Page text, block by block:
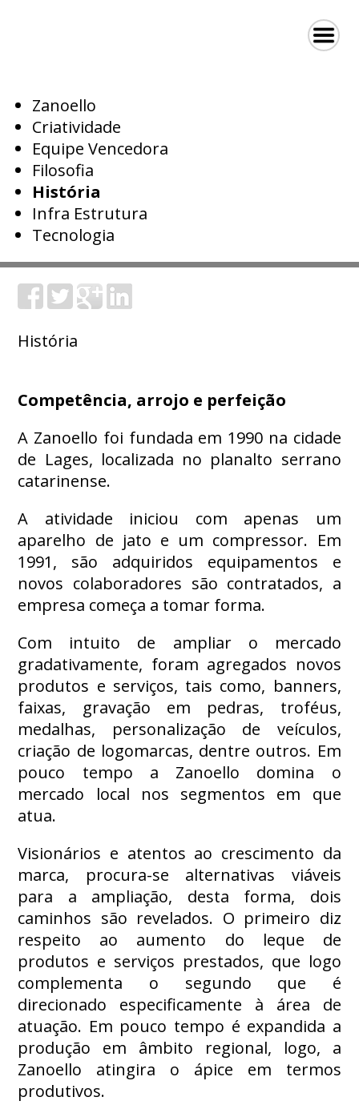
Zanoello
Criatividade
Equipe Vencedora
Filosofia
História
Infra Estrutura
Tecnologia
História
Competência, arrojo e perfeição
A Zanoello foi fundada em 1990 na cidade
de Lages, localizada no planalto serrano
catarinense.
A atividade iniciou com apenas um
aparelho de jato e um compressor. Em
1991, são adquiridos equipamentos e
novos colaboradores são contratados, a
empresa começa a tomar forma.
Com intuito de ampliar o mercado
gradativamente, foram agregados novos
produtos e serviços, tais como, banners,
faixas, gravação em pedras, troféus,
medalhas, personalização de veículos,
criação de logomarcas, dentre outros. Em
pouco tempo a Zanoello domina o
mercado local nos segmentos em que
atua.
Visionários e atentos ao crescimento da
marca, procura-se alternativas viáveis
para a ampliação, desta forma, dois
caminhos são revelados. O primeiro diz
respeito ao aumento do leque de
produtos e serviços prestados, que logo
complementa o segundo que é
direcionado especificamente à área de
atuação. Em pouco tempo é expandida a
produção em âmbito regional, logo, a
Zanoello atingira o ápice em termos
produtivos.